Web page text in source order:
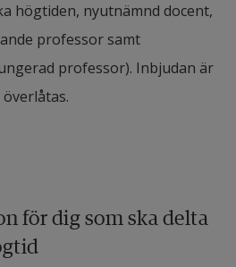
högtiden, nyutnämnd docent,
professor samt
professor). Inbjudan är
för dig som ska delta